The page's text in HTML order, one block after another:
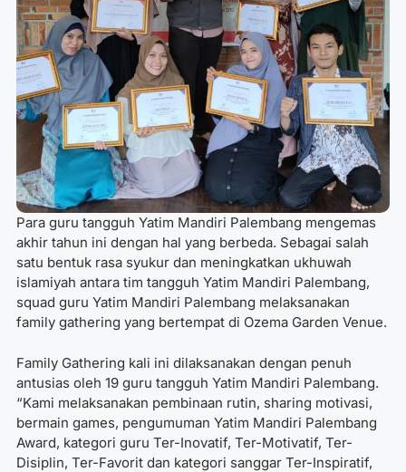
Para guru tangguh Yatim Mandiri Palembang mengemas
akhir tahun ini dengan hal yang berbeda. Sebagai salah
satu bentuk rasa syukur dan meningkatkan ukhuwah
islamiyah antara tim tangguh Yatim Mandiri Palembang,
squad guru Yatim Mandiri Palembang melaksanakan
family gathering yang bertempat di Ozema Garden Venue.
Family Gathering kali ini dilaksanakan dengan penuh
antusias oleh 19 guru tangguh Yatim Mandiri Palembang.
“Kami melaksanakan pembinaan rutin, sharing motivasi,
bermain games, pengumuman Yatim Mandiri Palembang
Award, kategori guru Ter-Inovatif, Ter-Motivatif, Ter-
Disiplin, Ter-Favorit dan kategori sanggar Ter-Inspiratif,